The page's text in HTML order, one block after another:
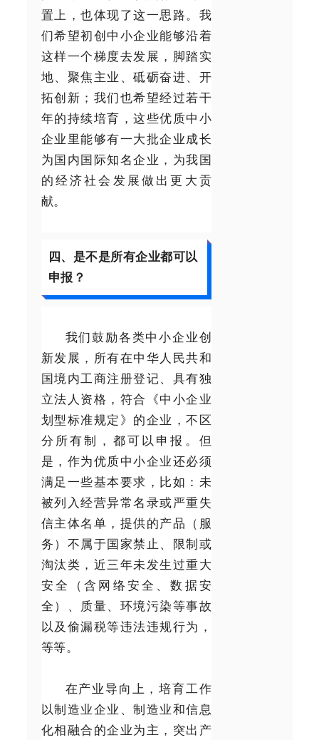
置上，也体现了这一思路。我
们希望初创中小企业能够沿着
这样一个梯度去发展，脚踏实
地、聚焦主业、砥砺奋进、开
拓创新；我们也希望经过若干
年的持续培育，这些优质中小
企业里能够有一大批企业成长
为国内国际知名企业，为我国
的经济社会发展做出更大贡
献。
四、是不是所有企业都可以
申报？
我们鼓励各类中小企业创
新发展，所有在中华人民共和
国境内工商注册登记、具有独
立法人资格，符合《中小企业
划型标准规定》的企业，不区
分所有制，都可以申报。但
是，作为优质中小企业还必须
满足一些基本要求，比如：未
被列入经营异常名录或严重失
信主体名单，提供的产品（服
务）不属于国家禁止、限制或
淘汰类，近三年未发生过重大
安全（含网络安全、数据安
全）、质量、环境污染等事故
以及偷漏税等违法违规行为，
等等。
在产业导向上，培育工作
以制造业企业、制造业和信息
化相融合的企业为主，突出产